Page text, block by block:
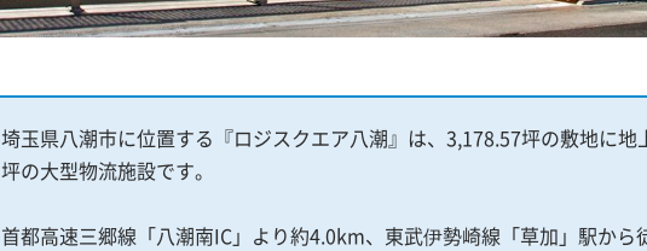
埼玉県八潮市に位置する『ロジスクエア八潮』は、3,178.57坪の敷地に
坪の大型物流施設です。
首都高速三郷線「八潮南IC」より約4.0km、東武伊勢崎線「草加」駅から